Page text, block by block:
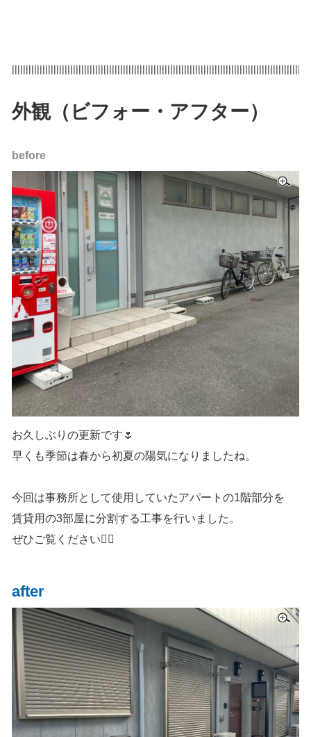
外観（ビフォー・アフター）
before
お久しぶりの更新です🌷
早くも季節は春から初夏の陽気になりましたね。
今回は事務所として使用していたアパートの1階部分を
賃貸用の3部屋に分割する工事を行いました。
ぜひご覧ください👷‍♂️
after